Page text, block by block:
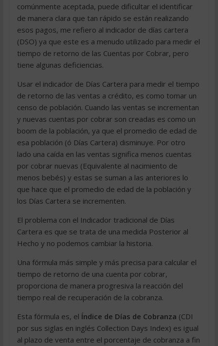
comúnmente aceptada, puede dificultar el identificar
de manera clara que tan rápido se están realizando
esos pagos, me refiero al indicador de días cartera
(DSO) ya que este es a menudo utilizado para medir el
tiempo de retorno de las Cuentas por Cobrar, pero
tiene algunas deficiencias.
Usar el indicador de Días Cartera para medir el tiempo
de retorno de las ventas a crédito, es como tomar un
censo de población. Cuando las ventas se incrementan
y nuevas cuentas por cobrar son creadas es como un
boom de la población, ya que el promedio de edad de
esa población (ó Días Cartera) disminuye. Por otro
lado una caída en las ventas significa menos cuentas
por cobrar nuevas (Equivalente al nacimiento de
menos bebés) y estas se suman a las anteriores lo
que hace que el promedio de edad de la población y
los Días Cartera se incrementen.
El problema con el Indicador tradicional de Días
Cartera es que se trata de una medida Posterior al
Hecho y no podemos cambiar la historia.
Una fórmula más simple y más precisa para calcular el
tiempo de retorno de una cuenta por cobrar,
proporciona de manera progresiva la reacción del
tiempo real de recuperación de la cobranza.
Esta fórmula es, el Índice de Días de Cobranza (CDI
por sus siglas en inglés Collection Days Index) es igual
al plazo de venta entre el porcentaje de cobranza a fin